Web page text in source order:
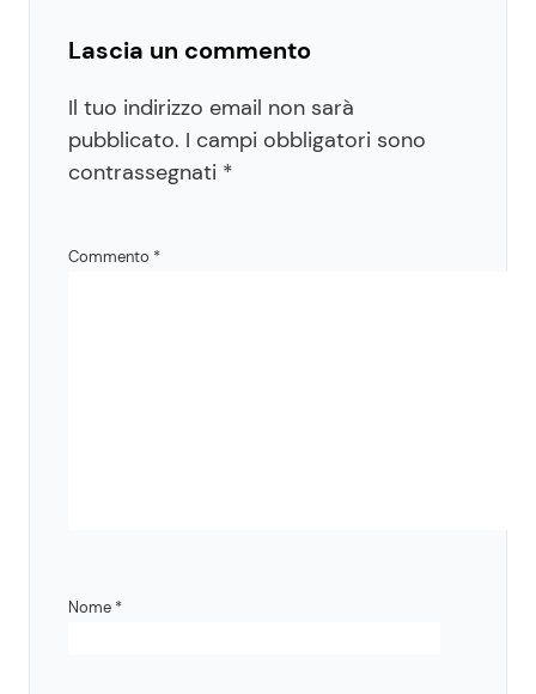
Lascia un commento
Il tuo indirizzo email non sarà
pubblicato. I campi obbligatori sono
contrassegnati *
Commento *
Nome *